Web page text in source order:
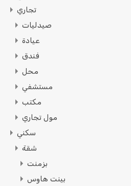
تجاري
صيدليات
عيادة
فندق
محل
مستشفي
مكتب
مول تجاري
سكني
شقة
بزمنت
بينت هاوس